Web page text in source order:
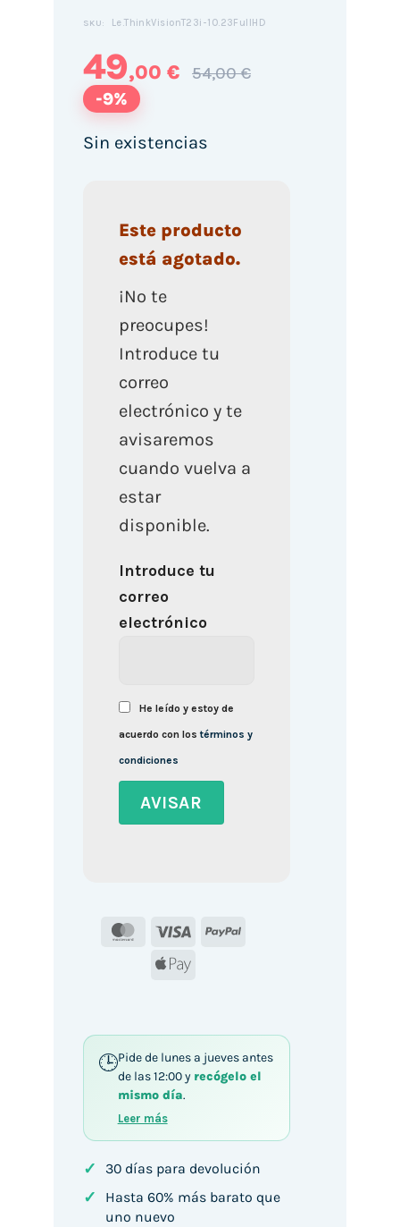
SKU: Le.ThinkVisionT23i-10.23FullHD
49,00 € 54,00 €
-9%
Sin existencias
Este producto
está agotado.
¡No te
preocupes!
Introduce tu
correo
electrónico y te
avisaremos
cuando vuelva a
estar
disponible.
Introduce tu
correo
electrónico
He leído y estoy de
acuerdo con lostérminos y
condiciones
MasterCard
Visa
PayPal
Apple
Pide de lunes a jueves antes
de las 12:00 y recógelo el
mismo día.
Leer más
✓ 30 días para devolución
✓
Hasta 60% más barato que
uno nuevo